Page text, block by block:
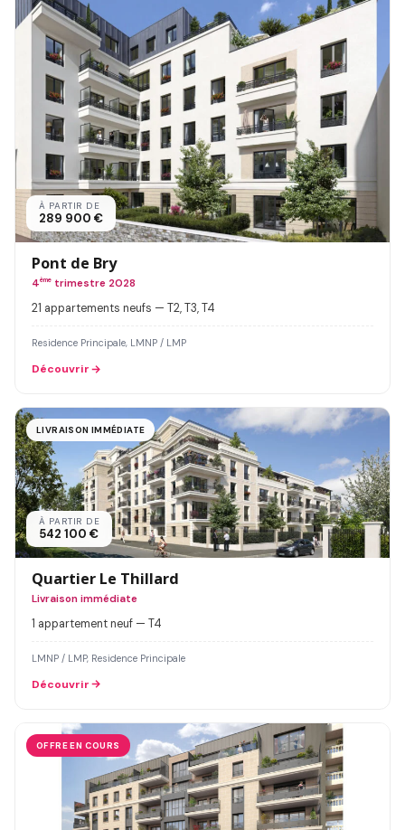
À PARTIR DE
289 900 €
Pont de Bry
4ème trimestre 2028
21 appartements neufs — T2, T3, T4
Residence Principale, LMNP / LMP
Découvrir
LIVRAISON IMMÉDIATE
À PARTIR DE
542 100 €
Quartier Le Thillard
Livraison immédiate
1 appartement neuf — T4
LMNP / LMP, Residence Principale
Découvrir
OFFRE EN COURS